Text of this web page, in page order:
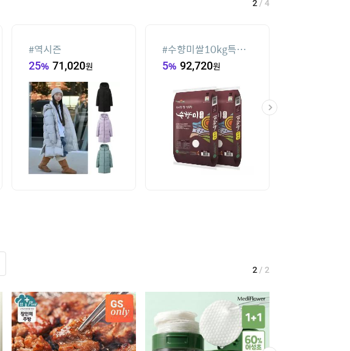
#역시즌
25% 71,020원
#수향미쌀10kg특등
급
5% 92,720원
2 / 4
2 / 2